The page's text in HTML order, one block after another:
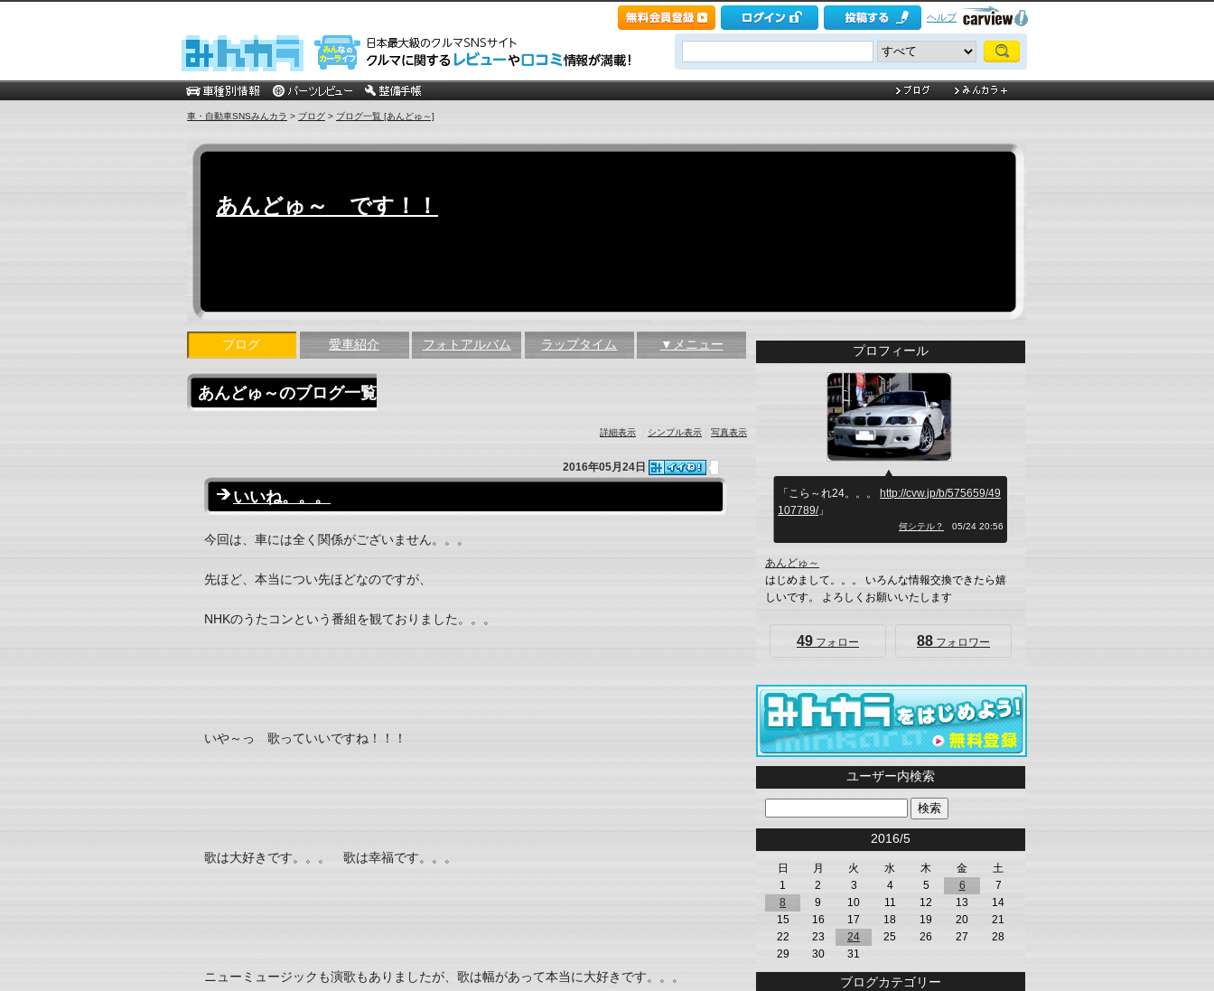
ヘルプ
車・自動車SNSみんカラ > ブログ > ブログ一覧 [あんどゅ～]
あんどゅ～ です！！
ブログ 愛車紹介 フォトアルバム ラップタイム ▼メニュー
あんどゅ～のブログ一覧
詳細表示 シンプル表示 写真表示
2016年05月24日
いいね。。。
今回は、車には全く関係がございません。。。
先ほど、本当につい先ほどなのですが、
NHKのうたコンという番組を観ておりました。。。
いや～っ 歌っていいですね！！！
歌は大好きです。。。 歌は幸福です。。。
ニューミュージックも演歌もありましたが、歌は幅があって本当に大好きです。。。
プロフィール
「こら～れ24。。。
http://cvw.jp/b/575659/49
107789/」
何シテル？ 05/24 20:56
あんどゅ～
はじめまして。。。 いろんな情報交換できたら嬉
しいです。 よろしくお願いいたします
49 フォロー 88 フォロワー
ユーザー内検索
2016/5
日 月 火 水 木 金
土
1
2 3 4 5 6
7
8
9 10 11 12 13
14
15
16 17 18 19 20
21
22
23 24 25 26 27
28
29
30 31
ブログカテゴリー